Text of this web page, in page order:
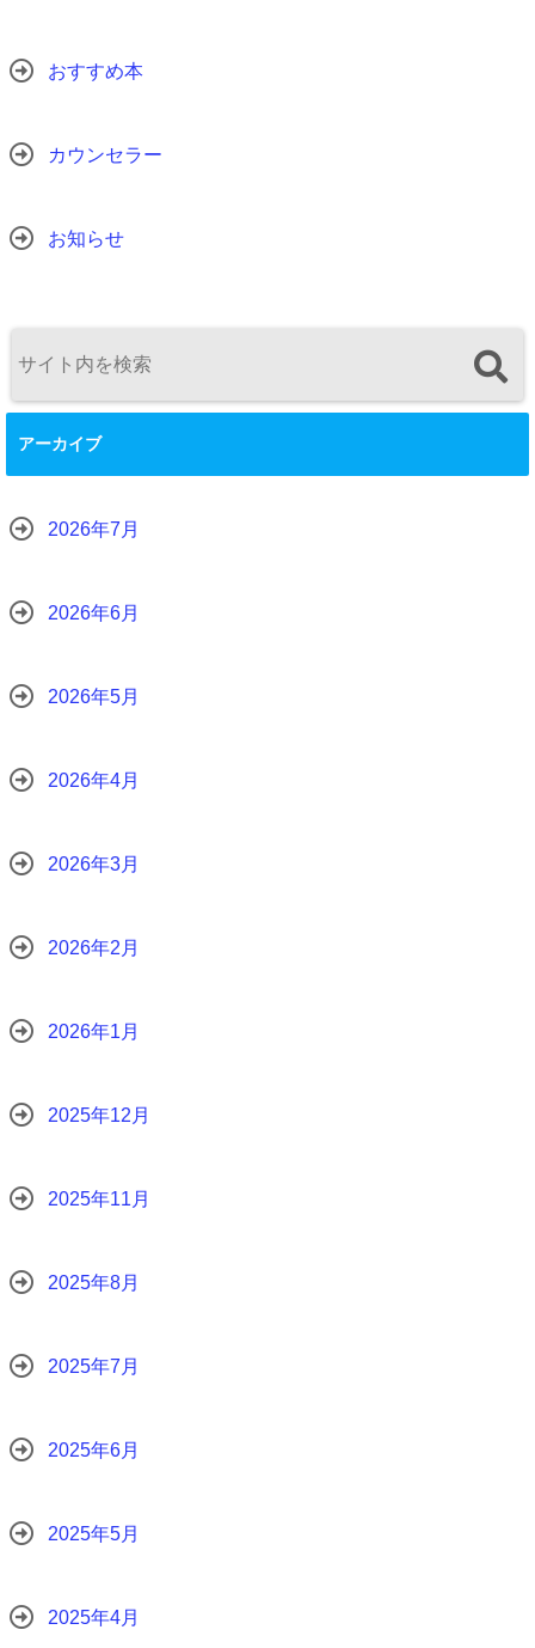
おすすめ本
カウンセラー
お知らせ
アーカイブ
2026年7月
2026年6月
2026年5月
2026年4月
2026年3月
2026年2月
2026年1月
2025年12月
2025年11月
2025年8月
2025年7月
2025年6月
2025年5月
2025年4月